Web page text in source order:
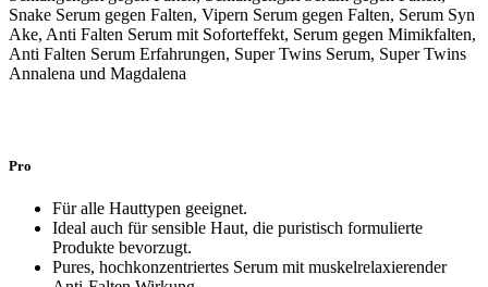
Pro
Für alle Hauttypen geeignet.
Ideal auch für sensible Haut, die puristisch formulierte
Produkte bevorzugt.
Pures, hochkonzentriertes Serum mit muskelrelaxierender